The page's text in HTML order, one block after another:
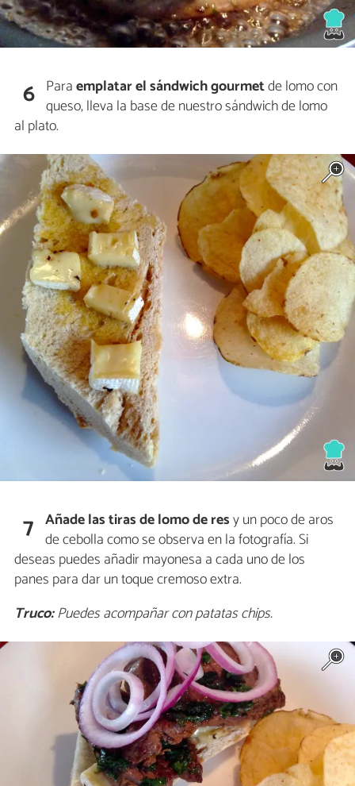
6 Paraemplatar el sándwichgourmetde lomo con
queso, lleva la base de nuestro sándwich de lomo
al plato.
7 Añade las tiras de lomo de resy un poco de aros
de cebolla como se observa en la fotografía. Si
deseas puedes añadir mayonesa a cada uno de los
panes para dar un toque cremoso extra.
Truco:Puedes acompañar con patatas chips.